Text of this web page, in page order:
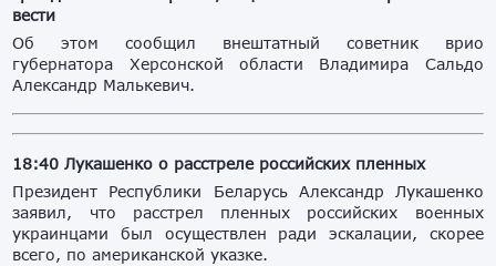
вести
Об этом сообщил внештатный советник врио
губернатора Херсонской области Владимира Сальдо
Александр Малькевич.
18:40 Лукашенко о расстреле российских пленных
Президент Республики Беларусь Александр Лукашенко
заявил, что расстрел пленных российских военных
украинцами был осуществлен ради эскалации, скорее
всего, по американской указке.